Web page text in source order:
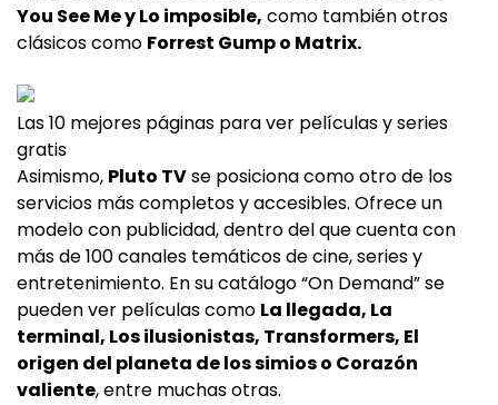
You See Me y Lo imposible, como también otros
clásicos como Forrest Gump o Matrix.
Las 10 mejores páginas para ver películas y series
gratis
Asimismo, Pluto TVse posiciona como otro de los
servicios más completos y accesibles. Ofrece un
modelo con publicidad, dentro del que cuenta con
más de 100 canales temáticos de cine, series y
entretenimiento. En su catálogo “On Demand” se
pueden ver películas como La llegada, La
terminal, Los ilusionistas, Transformers, El
origen del planeta de los simios o Corazón
valiente, entre muchas otras.